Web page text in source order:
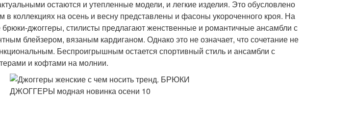
остаются и утепленные модели, и легкие изделия. Это обусловлено
в коллекциях на осень и весну представлены и фасоны укороченного кроя. На
брюки-джоггеры, стилисты предлагают женственные и романтичные ансамбли с
блейзером, вязаным кардиганом. Однако это не означает, что сочетание не
Беспроигрышным остается спортивный стиль и ансамбли с
и кофтами на молнии.